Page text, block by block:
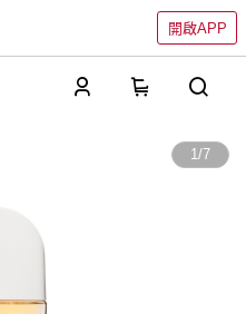
開啟APP
1/7